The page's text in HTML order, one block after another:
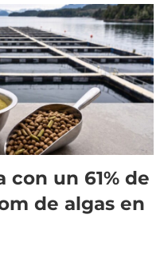
un 61% de
de algas en